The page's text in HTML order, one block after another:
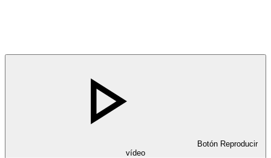
Botón Reproducir
vídeo